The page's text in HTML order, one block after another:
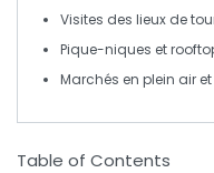
Visites des lieux de
Pique-niques et
Marchés en plein air et
Table of Contents